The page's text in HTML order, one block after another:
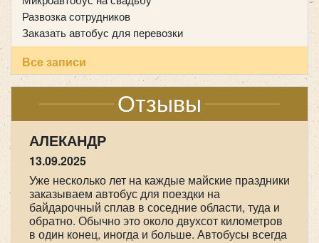
Развозка сотрудников
Заказать автобус для перевозки
Все записи
Отзывы
АЛЕКАНДР
13.09.2025
Уже несколько лет на каждые майские праздники
заказываем автобус для поездки на
байдарочный сплав в соседние области, туда и
обратно. Обычно это около двухсот километров
в один конец, иногда и больше. Автобусы всегда